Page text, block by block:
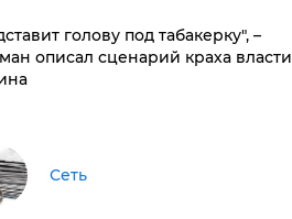
голову под табакерку", –
описал сценарий краха власти
Сеть